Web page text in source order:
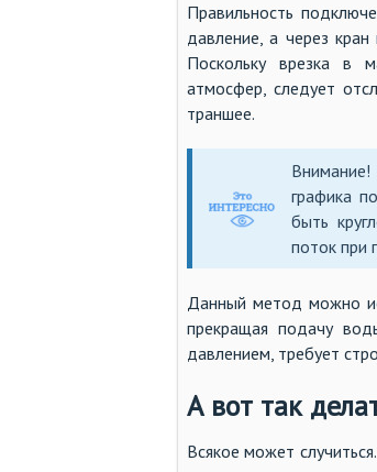
Правильность
давление, а через
Поскольку врезка в
атмосфер, следует
траншее.
Внимание!
графика
быть
поток при
Данный метод можно
прекращая подачу
давлением, требует
А вот так
Всякое может